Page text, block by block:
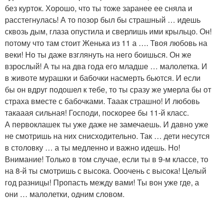
без курток. Хорошо, что ты тоже заранее ее сняла и
расстегнулась! А то позор был бы страшный … идешь
сквозь дым, глаза опустила и сверлишь ими крыльцо. Он!
потому что там стоит Женька из 11 а …. Твоя любовь на
веки! Но ты даже взглянуть на него боишься. Он же
взрослый! А ты на два года его младше … малолетка. И
в животе мурашки и бабочки насмерть бьются. И если
бы он вдруг подошел к тебе, то ты сразу же умерла бы от
страха вместе с бабочками. Тааак страшно! И любовь
такааая сильная! Господи, поскорее бы 11-й класс.
А первоклашек ты уже даже не замечаешь. И давно уже
не смотришь на них снисходительно. Так … дети несутся
в столовку … а ты медленно и важно идешь. Но!
Внимание! Только в том случае, если ты в 9-м классе, то
на 8-й ты смотришь с высока. Ооочень с высока! Целый
год разницы! Пропасть между вами! Ты вон уже где, а
они … малолетки, одним словом.